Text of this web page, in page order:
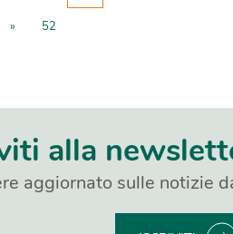
» 52
alla
aggiornato sulle notizie